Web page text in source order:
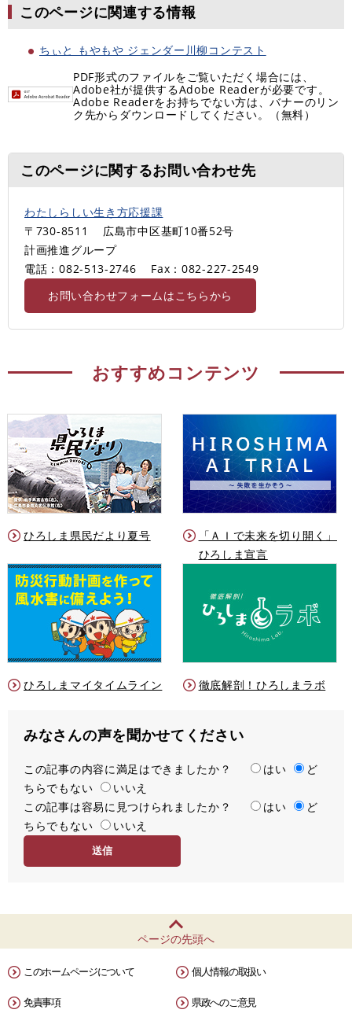
このページに関連する情報
ちぃと もやもや ジェンダー川柳コンテスト
PDF形式のファイルをご覧いただく場合には、
Adobe社が提供するAdobe Readerが必要です。
Adobe Readerをお持ちでない方は、バナーのリン
ク先からダウンロードしてください。（無料）
このページに関するお問い合わせ先
わたしらしい生き方応援課
〒730-8511
広島市中区基町10番52号
計画推進グループ
電話：082-513-2746
Fax：082-227-2549
お問い合わせフォームはこちらから
おすすめコンテンツ
ひろしま県民だより夏号
「ＡＩで未来を切り開く」
ひろしま宣言
ひろしまマイタイムライン 徹底解剖！ひろしまラボ
みなさんの声を聞かせてください
満
足
度
この記事の内容に満足はできましたか？ はい
ど
ちらでもない
いいえ
容
易
この記事は容易に見つけられましたか？ はい
ど
ちらでもない
いいえ
ページの先頭へ
このホームページについて 個人情報の取扱い
免責事項 県政へのご意見